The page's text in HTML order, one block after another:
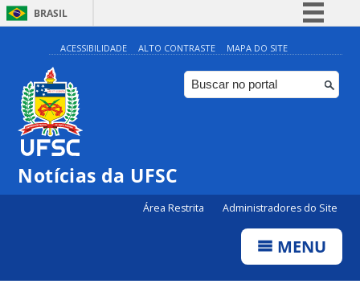
BRASIL
Simplifique!
Comunica BR
Participe
ACESSIBILIDADE ALTO CONTRASTE MAPA DO SITE
Notícias da UFSC
Área Restrita Administradores do Site
MENU